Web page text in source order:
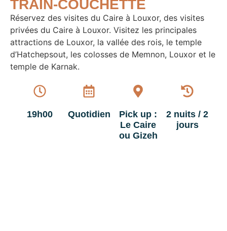
TRAIN-COUCHETTE
Réservez des visites du Caire à Louxor, des visites
privées du Caire à Louxor. Visitez les principales
attractions de Louxor, la vallée des rois, le temple
d’Hatchepsout, les colosses de Memnon, Louxor et le
temple de Karnak.
19h00 Quotidien
Pick up :
Le Caire
ou Gizeh
2 nuits / 2
jours